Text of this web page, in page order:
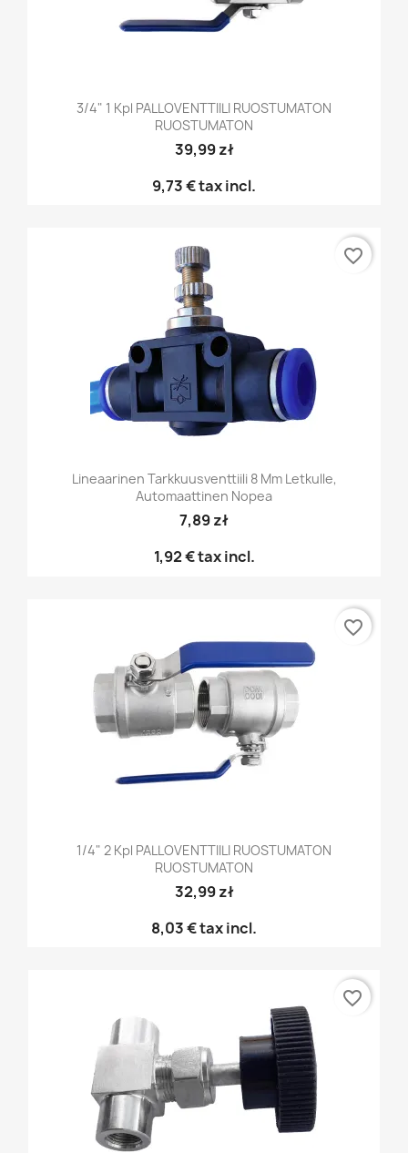
3/4" 1 Kpl PALLOVENTTIILI RUOSTUMATON
RUOSTUMATON
39,99 zł
9,73 €tax incl.
Lineaarinen Tarkkuusventtiili 8 Mm Letkulle,
Automaattinen Nopea
7,89 zł
1,92 €tax incl.
favorite_border
1/4" 2 Kpl PALLOVENTTIILI RUOSTUMATON
RUOSTUMATON
32,99 zł
8,03 €tax incl.
favorite_border
favorite_border